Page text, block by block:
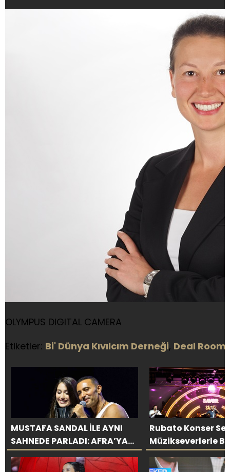
OLYMPUS DIGITAL CAMERA
Etiketler: Bi' Dünya Kıvılcım Derneği, Deal Room
MUSTAFA SANDAL İLE AYNI
SAHNEDE PARLADI: AFRA’YA
HARBİYE’DE BÜYÜK ALKIŞ
Rubato Konser
Müzikseverlerle
Devam Ediyor